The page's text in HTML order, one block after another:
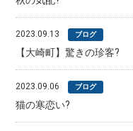
2023.09.13 ブログ
【大崎町】驚きの珍客?
2023.09.06 ブログ
猫の寒恋い?